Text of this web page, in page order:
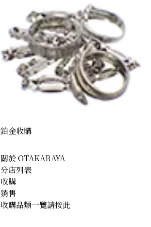
鉑金收購
關於 OTAKARAYA
分店列表
收購
銷售
收購品類一覽請按此